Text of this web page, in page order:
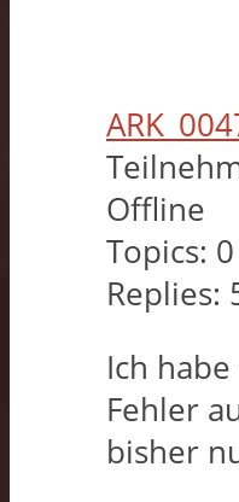
Offline
Topics: 0
Replies:
Ich
Fehler
bisher